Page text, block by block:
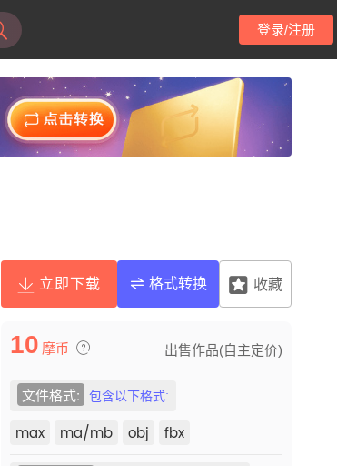
登录/注册
立即下载 格式转换 收藏
10 摩币 出售作品(自主定价)
文件格式: 包含以下格式:
max ma/mb obj fbx